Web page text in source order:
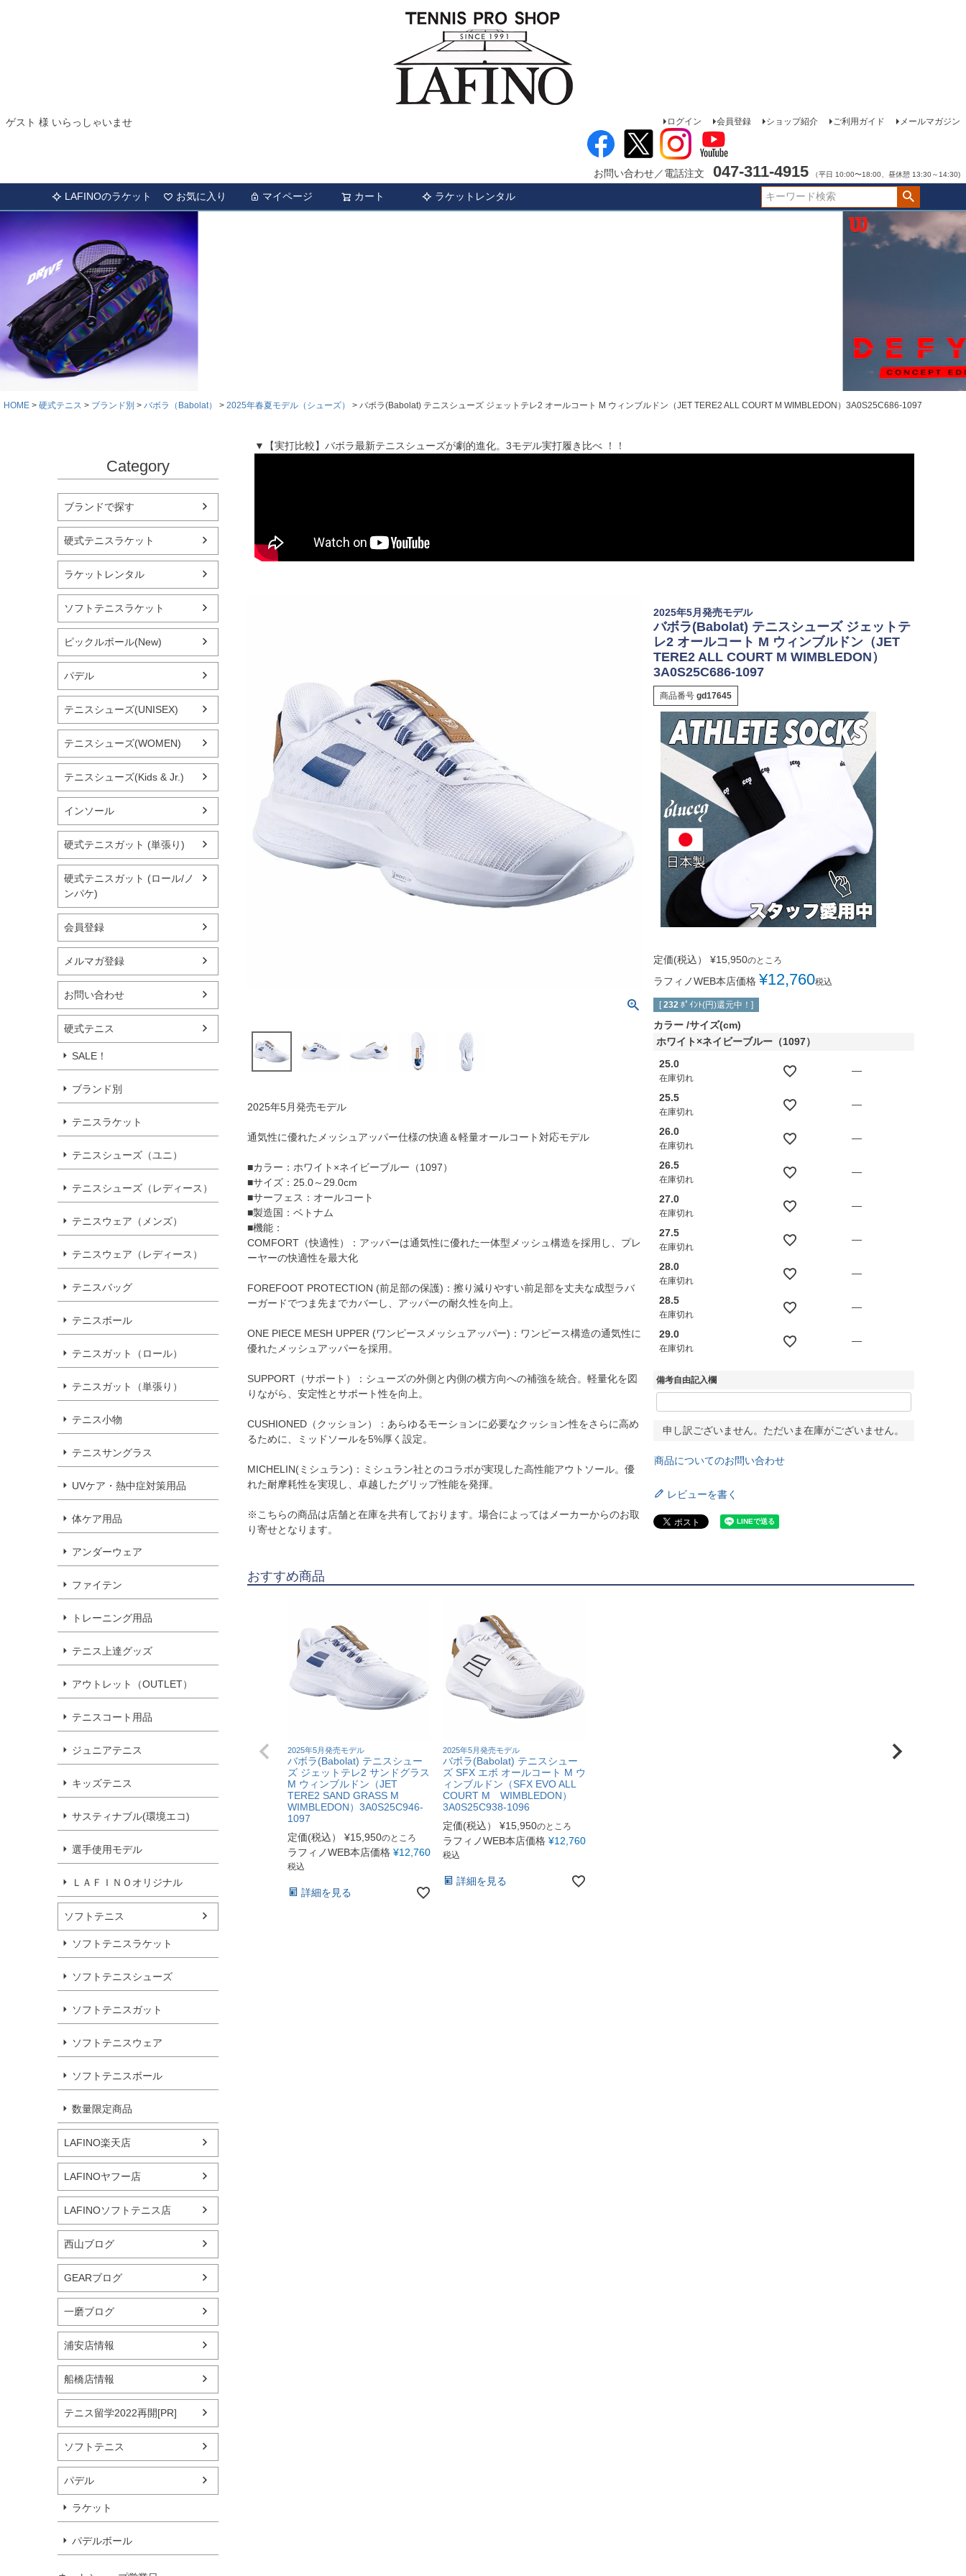
ゲスト 様 いらっしゃいませ ログイン 会員登録 ショップ紹介 ご利用ガイド メールマガジン
お問い合わせ／電話注文 047-311-4915 （平日 10:00〜18:00、昼休憩 13:30～14:30)
LAFINOのラケット お気に入り マイページ カート ラケットレンタル
HOME 硬式テニス ブランド別 バボラ（Babolat） 2025年春夏モデル（シューズ） バボラ(Babolat) テニスシューズ ジェットテレ2 オールコート M ウィンブルドン（JET TERE2 ALL COURT M WIMBLEDON）3A0S25C686-1097
Category
ブランドで探す
硬式テニスラケット
ラケットレンタル
ソフトテニスラケット
ピックルボール(New)
パデル
テニスシューズ(UNISEX)
テニスシューズ(WOMEN)
テニスシューズ(Kids & Jr.)
インソール
硬式テニスガット (単張り)
硬式テニスガット (ロール/ノ
ンパケ)
会員登録
メルマガ登録
お問い合わせ
硬式テニス
SALE！
ブランド別
テニスラケット
テニスシューズ（ユニ）
テニスシューズ（レディース）
テニスウェア（メンズ）
テニスウェア（レディース）
テニスバッグ
テニスボール
テニスガット（ロール）
テニスガット（単張り）
テニス小物
テニスサングラス
UVケア・熱中症対策用品
体ケア用品
アンダーウェア
ファイテン
トレーニング用品
テニス上達グッズ
アウトレット（OUTLET）
テニスコート用品
ジュニアテニス
キッズテニス
サスティナブル(環境エコ)
選手使用モデル
ＬＡＦＩＮＯオリジナル
ソフトテニス
ソフトテニスラケット
ソフトテニスシューズ
ソフトテニスガット
ソフトテニスウェア
ソフトテニスボール
数量限定商品
LAFINO楽天店
LAFINOヤフー店
LAFINOソフトテニス店
西山ブログ
GEARブログ
一磨ブログ
浦安店情報
船橋店情報
テニス留学2022再開[PR]
ソフトテニス
パデル
ラケット
パデルボール
▼【実打比較】バボラ最新テニスシューズが劇的進化。3モデル実打履き比べ ！！
2025年5月発売モデル
通気性に優れたメッシュアッパー仕様の快適＆軽量オールコート対応モデル
■カラー：ホワイト×ネイビーブルー（1097）
■サイズ：25.0～29.0cm
■サーフェス：オールコート
■製造国：ベトナム
■機能：
COMFORT（快適性）：アッパーは通気性に優れた一体型メッシュ構造を採用し、プレ
ーヤーの快適性を最大化
FOREFOOT PROTECTION (前足部の保護)：擦り減りやすい前足部を丈夫な成型ラバ
ーガードでつま先までカバーし、アッパーの耐久性を向上。
ONE PIECE MESH UPPER (ワンピースメッシュアッパー)：ワンピース構造の通気性に
優れたメッシュアッパーを採用。
SUPPORT（サポート）：シューズの外側と内側の横方向への補強を統合。軽量化を図
りながら、安定性とサポート性を向上。
CUSHIONED（クッション）：あらゆるモーションに必要なクッション性をさらに高め
るために、ミッドソールを5%厚く設定。
MICHELIN(ミシュラン)：ミシュラン社とのコラボが実現した高性能アウトソール。優
れた耐摩耗性を実現し、卓越したグリップ性能を発揮。
※こちらの商品は店舗と在庫を共有しております。場合によってはメーカーからのお取
り寄せとなります。
2025年5月発売モデル
バボラ(Babolat) テニスシューズ ジェットテ
レ2 オールコート M ウィンブルドン（JET
TERE2 ALL COURT M WIMBLEDON）
3A0S25C686-1097
商品番号 gd17645
定価(税込） ¥15,950のところ
ラフィノWEB本店価格 ¥12,760税込
[ 232 ﾎﾟｲﾝﾄ(円)還元中！]
カラー サイズ(cm)
ホワイト×ネイビーブルー（1097）
25.0
在庫切れ
—
25.5
在庫切れ
—
26.0
在庫切れ
—
26.5
在庫切れ
—
27.0
在庫切れ
—
27.5
在庫切れ
—
28.0
在庫切れ
—
28.5
在庫切れ
—
29.0
在庫切れ
—
備考自由記入欄
申し訳ございません。ただいま在庫がございません。
商品についてのお問い合わせ
レビューを書く
おすすめ商品
2025年5月発売モデル
バボラ(Babolat) テニスシュー
ズ ジェットテレ2 サンドグラス
M ウィンブルドン（JET
TERE2 SAND GRASS M
WIMBLEDON）3A0S25C946-
1097
定価(税込）
¥15,950のところ
ラフィノWEB本店価格 ¥12,760
税込
詳細を見る
2025年5月発売モデル
バボラ(Babolat) テニスシュー
ズ SFX エボ オールコート M ウ
ィンブルドン（SFX EVO ALL
COURT M WIMBLEDON）
3A0S25C938-1096
定価(税込）
¥15,950のところ
ラフィノWEB本店価格 ¥12,760
税込
詳細を見る